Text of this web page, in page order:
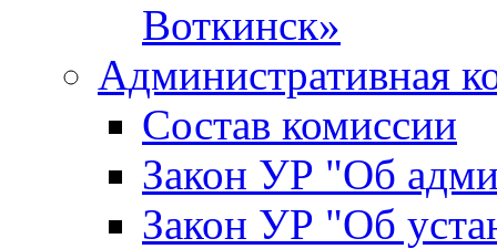
Воткинск»
Административная
Состав комиссии
Закон УР "Об
Закон УР "Об